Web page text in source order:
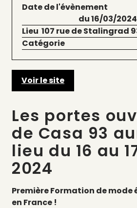
Date de l'évènement
du 16/03/
Lieu 107 rue de Stalingrad
Catégorie
Voir le site
Les portes
de Casa 93
lieu du 16 au
2024
Première Formation de
en France !